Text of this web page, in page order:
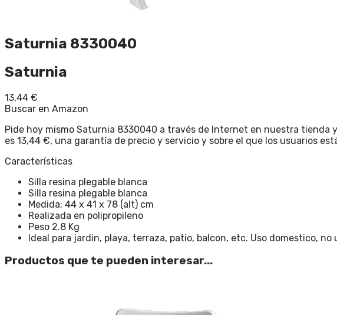
Saturnia 8330040
Saturnia
13,44 €
Buscar en Amazon
Pide hoy mismo Saturnia 8330040 a través de Internet en nuestra tienda
es 13,44 €, una garantía de precio y servicio y sobre el que los usuarios
Características
Silla resina plegable blanca
Silla resina plegable blanca
Medida: 44 x 41 x 78 (alt) cm
Realizada en polipropileno
Peso 2.8 Kg
Ideal para jardin, playa, terraza, patio, balcon, etc. Uso domestico, no
Productos que te pueden interesar...